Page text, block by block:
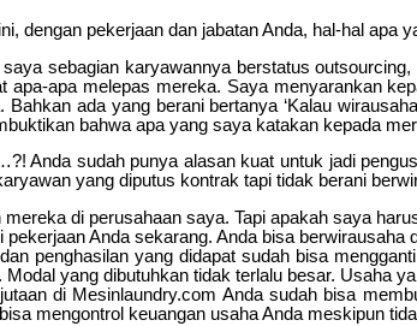
dengan pekerjaan dan jabatan Anda, hal-hal
sebagian karyawannya berstatus
apa-apa melepas mereka. Saya menyarankan
ada yang berani bertanya ‘Kalau
bahwa apa yang saya katakan kepada
Anda sudah punya alasan kuat untuk jadi
yang diputus kontrak tapi tidak berani
di perusahaan saya. Tapi apakah saya
pekerjaan Anda sekarang. Anda bisa
penghasilan yang didapat sudah bisa
yang dibutuhkan tidak terlalu besar. Usaha
di Mesinlaundry.com Anda sudah bisa
mengontrol keuangan usaha Anda meskipun